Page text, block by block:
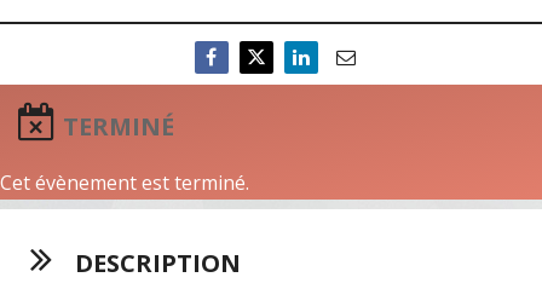
TERMINÉ
Cet évènement est terminé.
DESCRIPTION